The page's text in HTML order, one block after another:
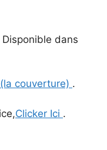
Disponible dans
(la couverture) .
Clicker Ici .